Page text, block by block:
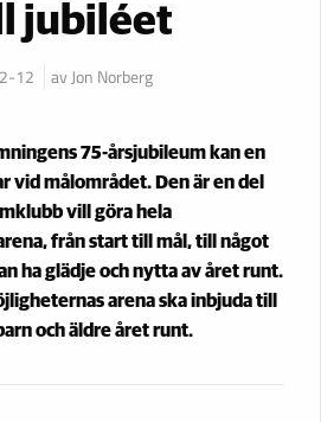
jubiléet
12 av Jon Norberg
75-årsjubileum kan en
vid målområdet. Den är en del
vill göra hela
från start till mål, till något
ha glädje och nytta av året runt.
arena ska inbjuda till
och äldre året runt.